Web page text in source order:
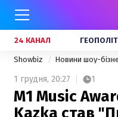
24 КАНАЛ
Showbiz Новини шоу-
1 грудня, 20:27 1
M1 Music
Kazka став